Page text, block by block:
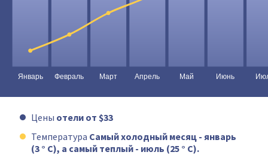
Цены отели от $33
Температура Самый холодный месяц - январь
(3 ° C), а самый теплый - июль (25 ° C).